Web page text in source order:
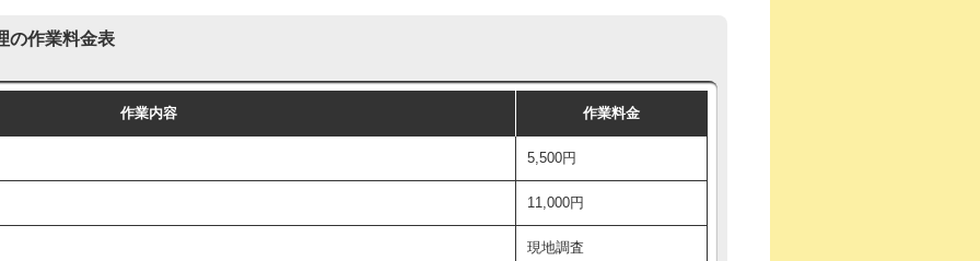
の作業料金表
作業内容 作業料金
5,500円
11,000円
現地調査